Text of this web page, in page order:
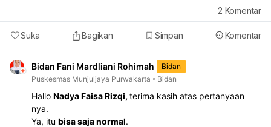
Suka Bagikan Simpan Komentar
2 Komentar
Bidan Fani Mardliani Rohimah
Bidan
Puskesmas Munjuljaya Purwakarta
Bidan
Hallo Nadya Faisa Rizqi, terima kasih atas pertanyaan
nya.
Ya, itu bisa saja normal.